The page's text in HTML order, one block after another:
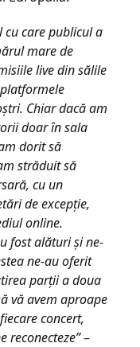
cu care publicul a
mare de
live din sălile
Chiar dacă am
doar în sala
dorit să
străduit să
cu un
de excepție,
online.
fost alături și ne-
ne-au oferit
parții a doua
vă avem aproape
concert,
reconecteze”–